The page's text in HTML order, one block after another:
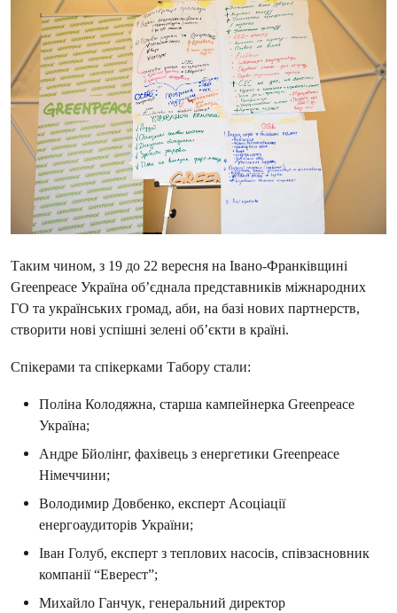
Таким чином, з 19 до 22 вересня на Івано-Франківщині
Greenpeace Україна об’єднала представників міжнародних
ГО та українських громад, аби, на базі нових партнерств,
створити нові успішні зелені об’єкти в країні.
Спікерами та спікерками Табору стали:
Поліна Колодяжна, старша кампейнерка Greenpeace
Україна;
Андре Бйолінг, фахівець з енергетики Greenpeace
Німеччини;
Володимир Довбенко, експерт Асоціації
енергоаудиторів України;
Іван Голуб, експерт з теплових насосів, співзасновник
компанії “Еверест”;
Михайло Ганчук, генеральний директор